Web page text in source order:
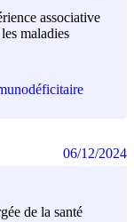
associative
maladies
de la santé
06/12/2024